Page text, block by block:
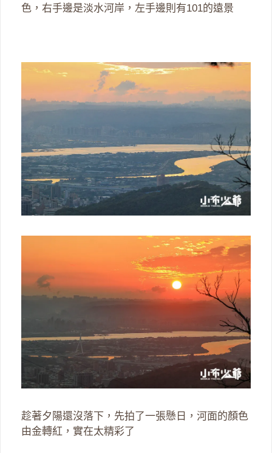
色，右手邊是淡水河岸，左手邊則有101的遠景
趁著夕陽還沒落下，先拍了一張懸日，河面的顏色
由金轉紅，實在太精彩了